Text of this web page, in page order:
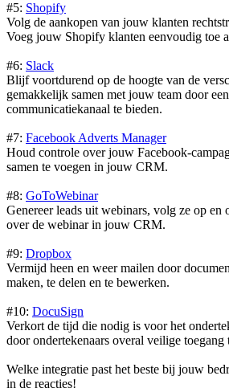
#5: Shopify
Volg de aankopen van jouw klanten
Voeg jouw Shopify klanten eenvoudig toe
#6: Slack
Blijf voortdurend op de hoogte van de
gemakkelijk samen met jouw team door
communicatiekanaal te bieden.
#7: Facebook Adverts Manager
Houd controle over jouw Facebook-
samen te voegen in jouw CRM.
#8: GoToWebinar
Genereer leads uit webinars, volg ze op en
over de webinar in jouw CRM.
#9: Dropbox
Vermijd heen en weer mailen door
maken, te delen en te bewerken.
#10: DocuSign
Verkort de tijd die nodig is voor het
door ondertekenaars overal veilige toegang
Welke integratie past het beste bij jouw
in de reacties!